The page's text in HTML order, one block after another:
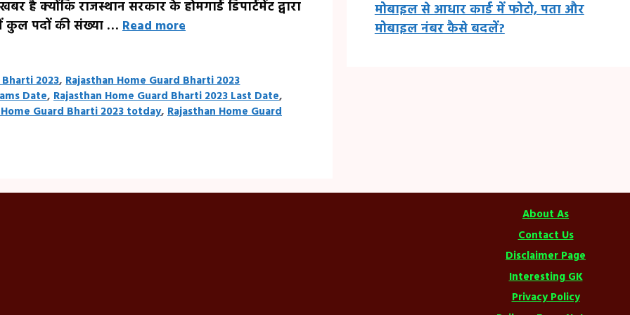
है क्योंकि राजस्थान सरकार के होमगार्ड डिपार्टमेंट द्वारा
कुल पदों की संख्या … Read more
2023,Rajasthan Home Guard Bharti 2023
Date, Rajasthan Home Guard Bharti 2023 Last Date,
Guard Bharti 2023 totday, Rajasthan Home Guard
मोबाइल से आधार कार्ड में फोटो, पता और
मोबाइल नंबर कैसे बदलें?
About As
Contact Us
Disclaimer Page
Interesting GK
Privacy Policy